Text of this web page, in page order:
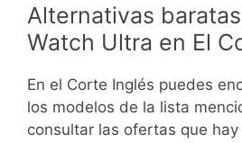
Alternativas
Watch Ultra en El
En el Corte Inglés puedes
los modelos de la lista
consultar las ofertas que hay